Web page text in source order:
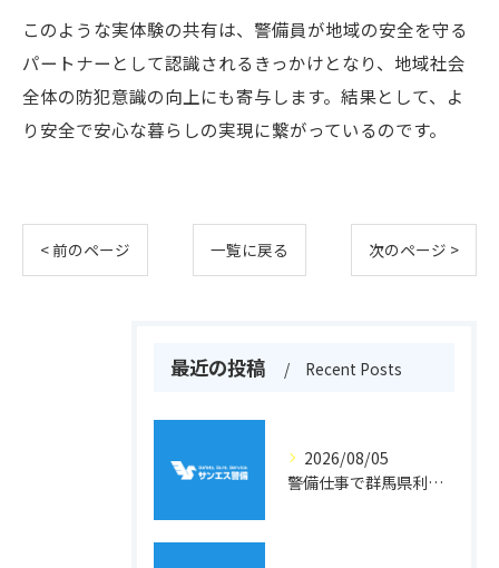
このような実体験の共有は、警備員が地域の安全を守る
パートナーとして認識されるきっかけとなり、地域社会
全体の防犯意識の向上にも寄与します。結果として、よ
り安全で安心な暮らしの実現に繋がっているのです。
< 前のページ 一覧に戻る 次のページ >
最近の投稿 Recent Posts
2026/08/05
警備仕事で群馬県利根郡片品村周辺の安心と働きやすさを両立するポイント